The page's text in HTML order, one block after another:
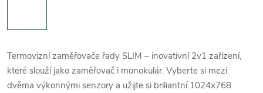
Termovizní zaměřovače řady SLIM – inovativní 2v1 zařízení,
které slouží jako zaměřovač i monokulár. Vyberte si mezi
dvěma výkonnými senzory a užijte si briliantní 1024x768